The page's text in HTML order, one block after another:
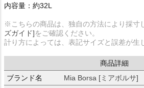
内容量：約32L
※こちらの商品は、独自の方法により採寸
ズガイド]をご確認ください。
計り方によっては、表記サイズと誤差が生
商品詳細
ブランド名
Mia Borsa [ミアボルサ]